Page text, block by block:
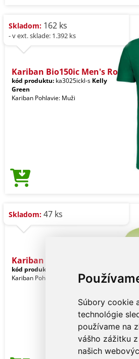
Súbory cookie
technológie
používame na
vášho zážitku
našich
Skladom: 162 ks
- v ext. sklade: 1.392 ks
Kariban Bio150ic Men's Ro
kód produktu: ka3025ickl-s Kelly
Green
Kariban Pohlavie: Muži
Skladom: 47 ks
Kariban Bio150ic Men's Ro
kód produktu:
Kariban Pohlavie: Muži